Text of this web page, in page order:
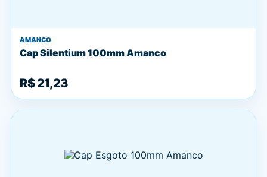
AMANCO
Cap Silentium 100mm Amanco
R$ 21,23